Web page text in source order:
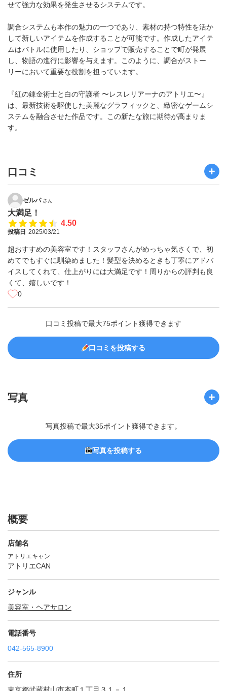
せて強力な効果を発生させるシステムです。
調合システムも本作の魅力の一つであり、素材の持つ特性を活か
して新しいアイテムを作成することが可能です。作成したアイテ
ムはバトルに使用したり、ショップで販売することで町が発展
し、物語の進行に影響を与えます。このように、調合がストー
リーにおいて重要な役割を担っています。
『紅の錬金術士と白の守護者 〜レスレリアーナのアトリエ〜』
は、最新技術を駆使した美麗なグラフィックと、緻密なゲームシ
ステムを融合させた作品です。この新たな旅に期待が高まりま
す。
口コミ
ゼルパ さん
大満足！
4.50
投稿日 2025/03/21
超おすすめの美容室です！スタッフさんがめっちゃ気さくで、初
めてでもすぐに馴染めました！髪型を決めるときも丁寧にアドバ
イスしてくれて、仕上がりには大満足です！周りからの評判も良
くて、嬉しいです！
0
口コミ投稿で最大75ポイント獲得できます
口コミを投稿する
写真
写真投稿で最大35ポイント獲得できます。
写真を投稿する
概要
店舗名
アトリエキャン
アトリエCAN
ジャンル
美容室・ヘアサロン
電話番号
042-565-8900
住所